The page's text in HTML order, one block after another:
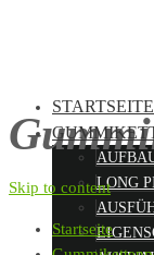
STARTSEITE
LONG
Skip to content
Startseite